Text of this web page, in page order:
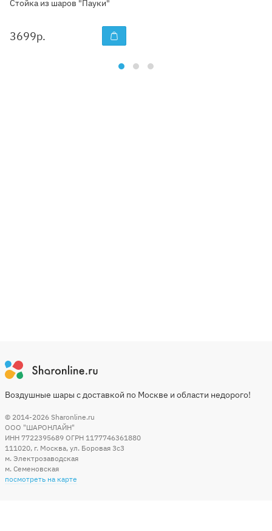
Стойка из шаров "Пауки"
3699р.
Воздушные шары с доставкой по Москве и области недорого!
© 2014-2026 Sharonline.ru
ООО "ШАРОНЛАЙН"
ИНН 7722395689 ОГРН 1177746361880
111020, г. Москва, ул. Боровая 3c3
м. Электрозаводская
м. Семеновская
посмотреть на карте